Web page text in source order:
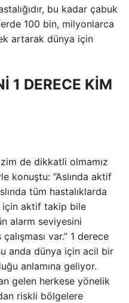
bu kadar çabuk
100 bin, milyonlarca
artarak dünya için
1 DERECE KİM
de dikkatli olmamız
konuştu: “Aslında aktif
tüm hastalıklarda
için aktif takip bile
alarm seviyesini
var.” 1 derece
anda dünya için acil bir
anlamına geliyor.
gelen herkese yönelik
riskli bölgelere